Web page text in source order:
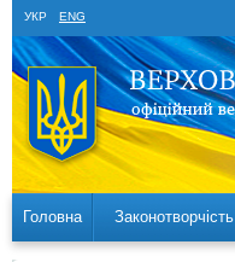
УКР ENG
Головна Законотворчість